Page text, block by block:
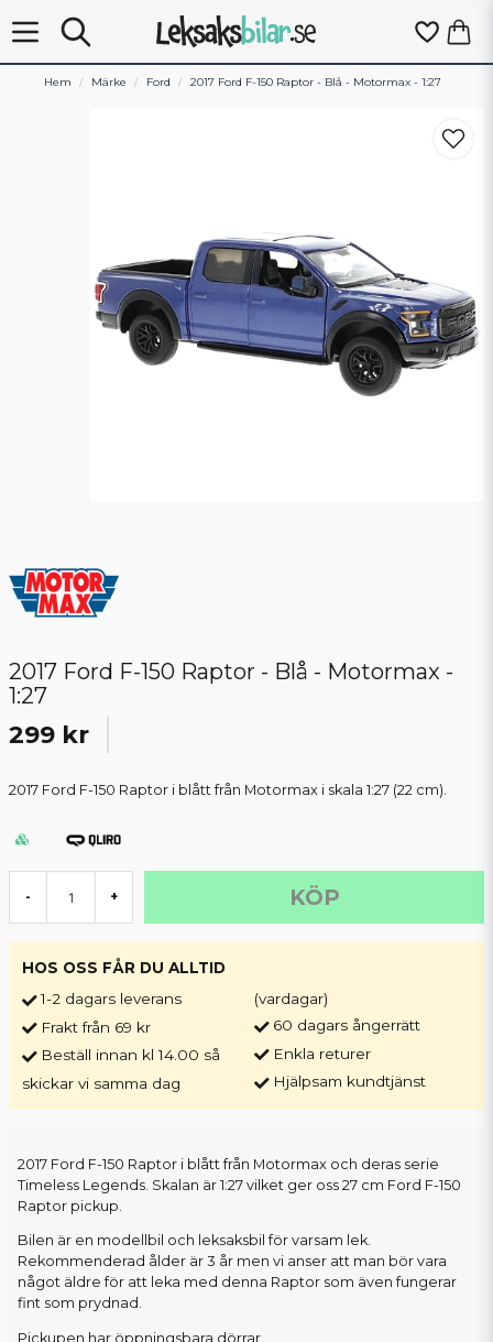
Hem Märke Ford 2017 Ford F-150 Raptor - Blå - Motormax - 1:27
2017 Ford F-150 Raptor - Blå - Motormax -
1:27
299 kr
2017 Ford F-150 Raptor i blått från Motormax i skala 1:27 (22 cm).
- + KÖP
HOS OSS FÅR DU ALLTID
1-2 dagars leverans
Frakt från 69 kr
Beställ innan kl 14.00 så
skickar vi samma dag
(vardagar)
60 dagars ångerrätt
Enkla returer
Hjälpsam kundtjänst
2017 Ford F-150 Raptor i blått från Motormax och deras serie
Timeless Legends. Skalan är 1:27 vilket ger oss 27 cm Ford F-150
Raptor pickup.
Bilen är en modellbil och leksaksbil för varsam lek.
Rekommenderad ålder är 3 år men vi anser att man bör vara
något äldre för att leka med denna Raptor som även fungerar
fint som prydnad.
Pickupen har öppningsbara dörrar.